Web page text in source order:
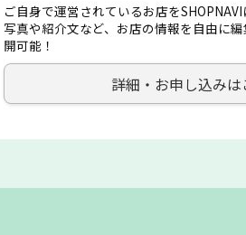
ご自身で運営されているお店を
写真や紹介文など、お店の情報を自由に
開可能！
詳細・お申し込みは